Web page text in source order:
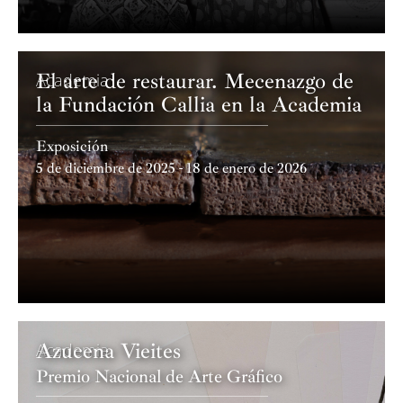
Academia
El arte de restaurar. Mecenazgo de
la Fundación Callia en la Academia
Exposición
5 de diciembre de 2025 - 18 de enero de 2026
Academia
Azucena Vieites
Premio Nacional de Arte Gráfico